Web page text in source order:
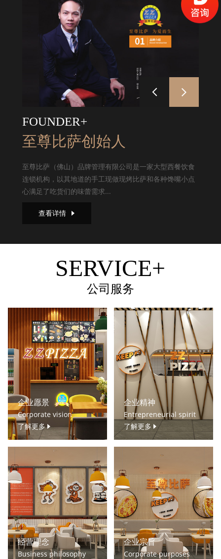
FOUNDER+
至尊比萨创始人
至尊比萨（佛山）品牌管理有限公司是一家大型西餐饮食
连锁机构，以其地道的手工现做现烤比萨和各种馋嘴小点
心满足了吃货们的味蕾需求...
查看详情
SERVICE+
公司服务
企业愿景
Corporate vision
了解更多
企业精神
Entrepreneurial spirit
了解更多
经营理念
Business philosophy
企业宗旨
Corporate purposes